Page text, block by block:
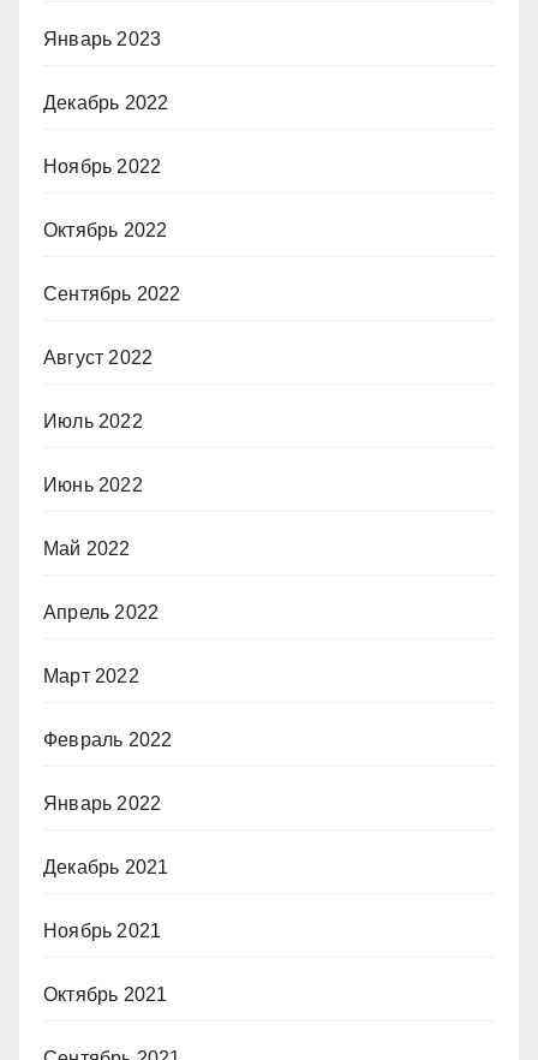
Январь 2023
Декабрь 2022
Ноябрь 2022
Октябрь 2022
Сентябрь 2022
Август 2022
Июль 2022
Июнь 2022
Май 2022
Апрель 2022
Март 2022
Февраль 2022
Январь 2022
Декабрь 2021
Ноябрь 2021
Октябрь 2021